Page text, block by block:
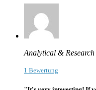
Analytical & Research
1 Bewertung